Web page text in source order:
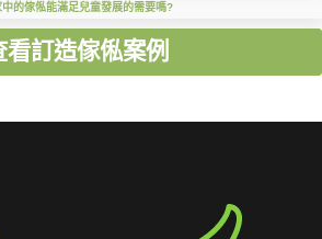
中的傢俬能滿足兒童發展的需要嗎?
看訂造傢俬案例